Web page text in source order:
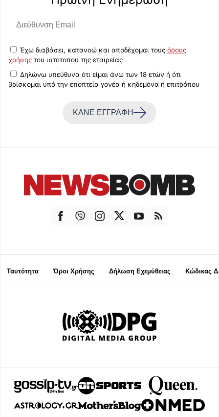
Έχω διαβάσει, κατανοώ και αποδέχομαι τους όρους
χρήσης του ιστότοπου της εταιρείας
Δηλώνω υπεύθυνα ότι είμαι άνω των 18 ετών ή ότι
βρίσκομαι υπό την εποπτεία γονέα ή κηδεμόνα ή επιτρόπου
ΚΑΝΕ ΕΓΓΡΑΦΗ
Ταυτότητα Όροι Χρήσης Δήλωση Εχεμύθειας Κώδικας